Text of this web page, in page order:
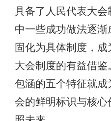
具备了人民代表大
中一些成功做法逐
固化为具体制度，
大会制度的有益借鉴
包涵的五个特征就
会的鲜明标识与核